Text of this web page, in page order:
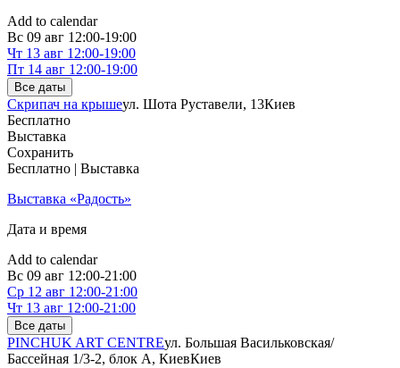
Add to calendar
Вс 09 авг 12:00-19:00
Чт 13 авг 12:00-19:00
Пт 14 авг 12:00-19:00
Все даты
Скрипач на крышеул. Шота Руставели, 13Киев
Бесплатно
Выставка
Сохранить
Бесплатно | Выставка
Выставка «Радость»
Дата и время
Add to calendar
Вс 09 авг 12:00-21:00
Ср 12 авг 12:00-21:00
Чт 13 авг 12:00-21:00
Все даты
PINCHUK ART CENTREул. Большая Васильковская/
Бассейная 1/3-2, блок А, КиевКиев